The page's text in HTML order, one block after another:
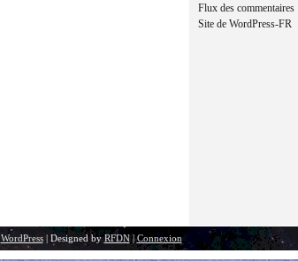
Flux des commentaires
Site de WordPress-FR
WordPress| Designed byRFDN|Connexion